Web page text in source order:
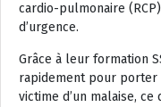
cardio-pulmonaire
d’urgence.
Grâce à leur formation
rapidement pour porter
victime d’un malaise,